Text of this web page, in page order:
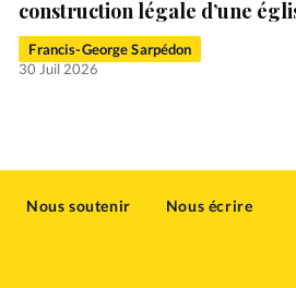
construction légale d’une
Francis-George Sarpédon
30 Juil 2026
Nous soutenir Nous écrire